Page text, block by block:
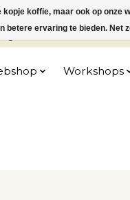
worden alle
Workshops
koffie, maar ook op
ervaring te bieden.